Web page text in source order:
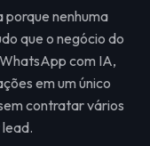
nenhuma
que o negócio do
com IA,
em um único
contratar vários